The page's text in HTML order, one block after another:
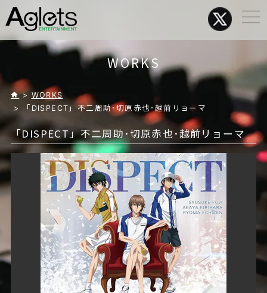
メ
ニ
WORKS
> WORKS
> 「DISPECT」不二周助･切原赤也･越前リョーマ
「DISPECT」不二周助･切原赤也･越前リョーマ